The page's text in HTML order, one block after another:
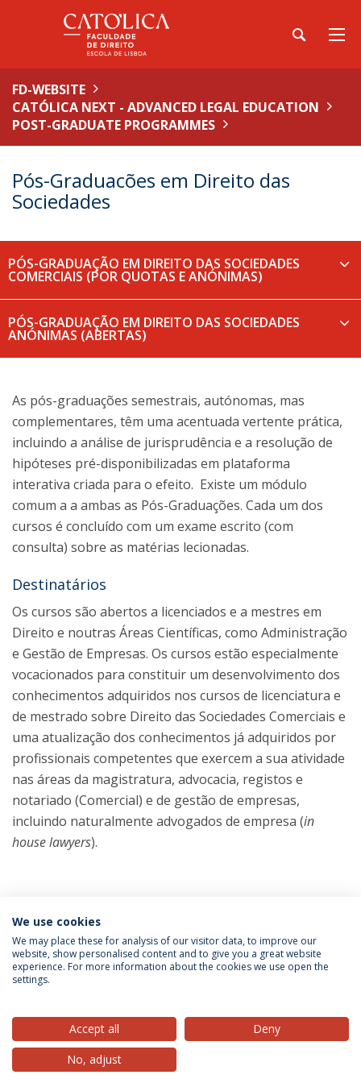
FD-WEBSITE
CATÓLICA NEXT - ADVANCED LEGAL EDUCATION
POST-GRADUATE PROGRAMMES
Pós-Graduacões em Direito das
Sociedades
PÓS-GRADUAÇÃO EM DIREITO DAS SOCIEDADES
COMERCIAIS (POR QUOTAS E ANÓNIMAS)
PÓS-GRADUAÇÃO EM DIREITO DAS SOCIEDADES
ANÓNIMAS (ABERTAS)
As pós-graduações semestrais, autónomas, mas
complementares, têm uma acentuada vertente prática,
incluindo a análise de jurisprudência e a resolução de
hipóteses pré-disponibilizadas em plataforma
interativa criada para o efeito. Existe um módulo
comum a a ambas as Pós-Graduações. Cada um dos
cursos é concluído com um exame escrito (com
consulta) sobre as matérias lecionadas.
Destinatários
Os cursos são abertos a licenciados e a mestres em
Direito e noutras Áreas Científicas, como Administração
e Gestão de Empresas. Os cursos estão especialmente
vocacionados para constituir um desenvolvimento dos
conhecimentos adquiridos nos cursos de licenciatura e
de mestrado sobre Direito das Sociedades Comerciais e
uma atualização dos conhecimentos já adquiridos por
profissionais competentes que exercem a sua atividade
nas áreas da magistratura, advocacia, registos e
notariado (Comercial) e de gestão de empresas,
incluindo naturalmente advogados de empresa (in
house lawyers).
TESTIMONIAL
Privacy Policy
© 2026 Universidade Católica Portuguesa
We use cookies
We may place these for analysis of our visitor data, to improve our
website, show personalised content and to give you a great website
experience. For more information about the cookies we use open the
settings.
Accept all
Deny
No, adjust